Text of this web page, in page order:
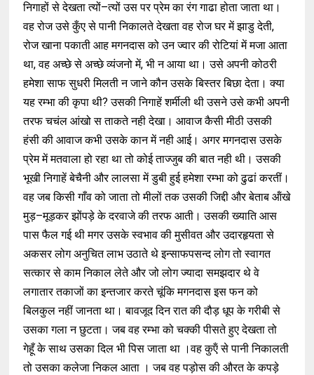
निगाहों से देखता त्यों–त्यों उस पर प्रेम का रंग गाढा होता जाता था।
वह रोज उसे कुँए से पानी निकालते देखता वह रोज घर में झाडु देती,
रोज खाना पकाती आह मगनदास को उन ज्वार की रोटियां में मजा आता
था, वह अच्छे से अच्छे व्यंजनो में, भी न आया था। उसे अपनी कोठरी
हमेशा साफ सुधरी मिलती न जाने कौन उसके बिस्तर बिछा देता। क्या
यह रम्भा की कृपा थी? उसकी निगाहें शर्मीली थी उसने उसे कभी अपनी
तरफ चचंल आंखो स ताकते नही देखा। आवाज कैसी मीठी उसकी
हंसी की आवाज कभी उसके कान में नही आई। अगर मगनदास उसके
प्रेम में मतवाला हो रहा था तो कोई ताज्जुब की बात नही थी। उसकी
भूखी निगाहें बेचैनी और लालसा में डुबी हुई हमेशा रम्भा को ढुढां करतीं।
वह जब किसी गाँव को जाता तो मीलों तक उसकी जिद्दी और बेताब ऑंखे
मुड़–मूड़कर झोंपड़े के दरवाजे की तरफ आती। उसकी ख्याति आस
पास फैल गई थी मगर उसके स्वभाव की मुसीवत और उदारहृयता से
अकसर लोग अनुचित लाभ उठाते थे इन्साफपसन्द लोग तो स्वागत
सत्कार से काम निकाल लेते और जो लोग ज्यादा समझदार थे वे
लगातार तकाजों का इन्तजार करते चूंकि मगनदास इस फन को
बिलकुल नहीं जानता था। बावजूद दिन रात की दौड़ धूप के गरीबी से
उसका गला न छुटता। जब वह रम्भा को चक्की पीसते हुए देखता तो
गेहूँ के साथ उसका दिल भी पिस जाता था ।वह कुऍं से पानी निकालती
तो उसका कलेजा निकल आता । जब वह पड़ोस की औरत के कपड़े